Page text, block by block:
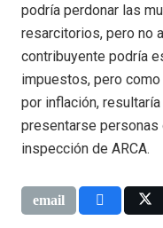
podría perdonar las
resarcitorios, pero no
contribuyente podría
impuestos, pero
por inflación,
presentarse personas
inspección de ARCA.